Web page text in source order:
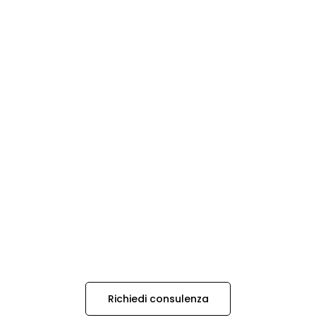
Richiedi consulenza